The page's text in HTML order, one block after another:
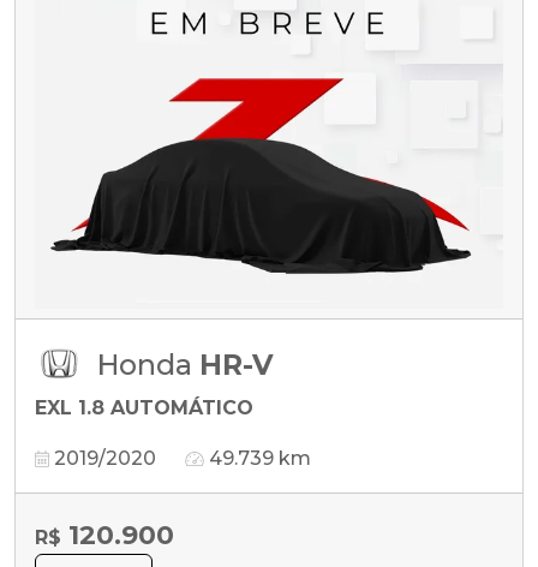
Honda HR-V
EXL 1.8 AUTOMÁTICO
2019/2020 49.739 km
R$ 120.900